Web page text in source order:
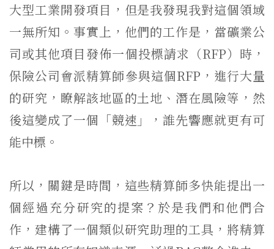
大型工業開發項目，但是我發現我對這個領域
一無所知。事實上，他們的工作是，當礦業公
司或其他項目發佈一個投標請求（RFP）時，
保險公司會派精算師參與這個RFP，進行大量
的研究，瞭解該地區的土地、潛在風險等，然
後這變成了一個「競速」，誰先響應就更有可
能中標。
所以，關鍵是時間，這些精算師多快能提出一
個經過充分研究的提案？於是我們和他們合
作，建構了一個類似研究助理的工具，將精算